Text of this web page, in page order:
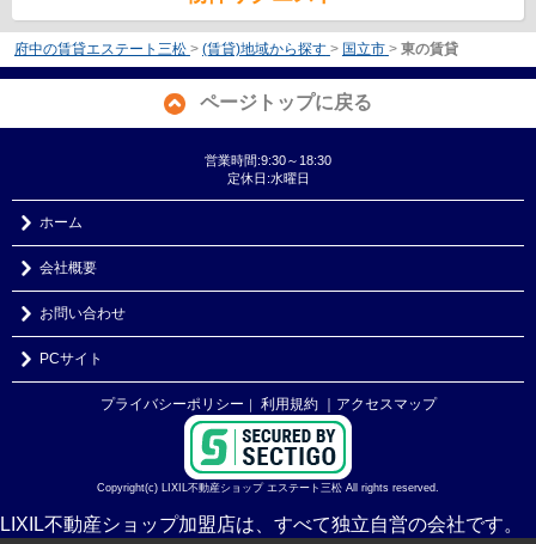
府中の賃貸エステート三松 > (賃貸)地域から探す > 国立市 > 東の賃貸
ページトップに戻る
営業時間:9:30～18:30
定休日:水曜日
ホーム
会社概要
お問い合わせ
PCサイト
プライバシーポリシー ｜ 利用規約 ｜アクセスマップ
Copyright(c) LIXIL不動産ショップ エステート三松 All rights reserved.
LIXIL不動産ショップ加盟店は、すべて独立自営の会社です。